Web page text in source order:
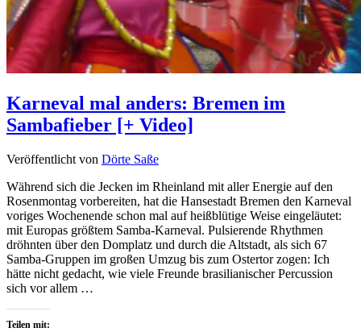
Karneval mal anders: Bremen im
Sambafieber [+ Video]
Veröffentlicht von Dörte Saße
Während sich die Jecken im Rheinland mit aller Energie auf den
Rosenmontag vorbereiten, hat die Hansestadt Bremen den Karneval
voriges Wochenende schon mal auf heißblütige Weise eingeläutet:
mit Europas größtem Samba-Karneval. Pulsierende Rhythmen
dröhnten über den Domplatz und durch die Altstadt, als sich 67
Samba-Gruppen im großen Umzug bis zum Ostertor zogen: Ich
hätte nicht gedacht, wie viele Freunde brasilianischer Percussion
sich vor allem …
Teilen mit: